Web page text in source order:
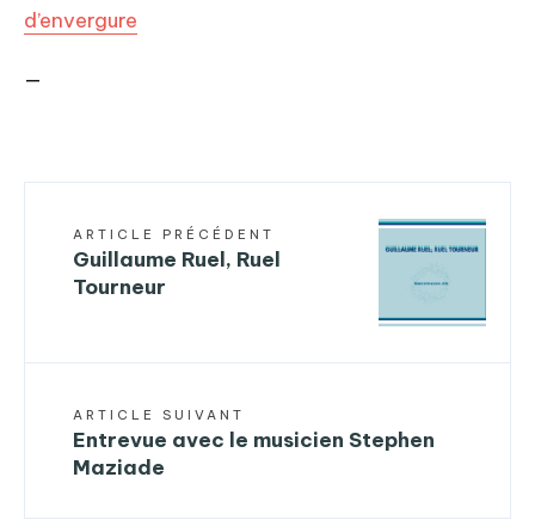
d’envergure
—
ARTICLE PRÉCÉDENT
Guillaume Ruel, Ruel
Tourneur
ARTICLE SUIVANT
Entrevue avec le musicien Stephen
Maziade